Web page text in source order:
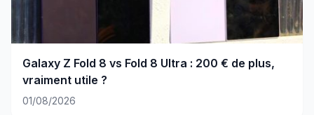
Galaxy Z Fold 8 vs Fold 8 Ultra : 200 € de plus,
vraiment utile ?
01/08/2026